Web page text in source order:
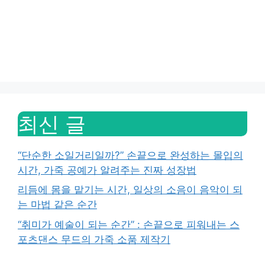
최신 글
“단순한 소일거리일까?” 손끝으로 완성하는 몰입의
시간, 가죽 공예가 알려주는 진짜 성장법
리듬에 몸을 맡기는 시간, 일상의 소음이 음악이 되
는 마법 같은 순간
“취미가 예술이 되는 순간” : 손끝으로 피워내는 스
포츠댄스 무드의 가죽 소품 제작기